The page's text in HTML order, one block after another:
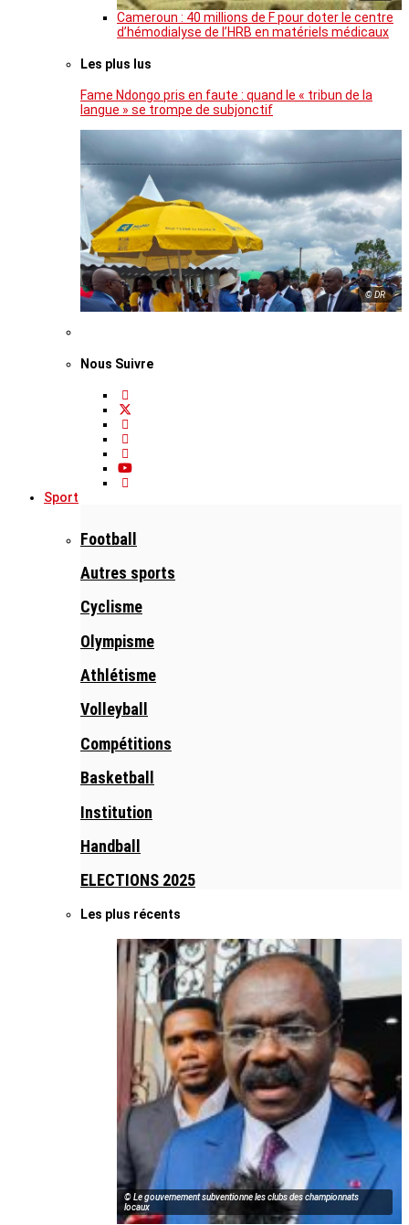
Cameroun : 40 millions de F pour doter le centre
d’hémodialyse de l’HRB en matériels médicaux
Les plus lus
Fame Ndongo pris en faute : quand le « tribun de la
langue » se trompe de subjonctif
© DR
Nous Suivre
Sport
Football
Autres sports
Cyclisme
Olympisme
Athlétisme
Volleyball
Compétitions
Basketball
Institution
Handball
ELECTIONS 2025
Les plus récents
© Le gouvernement subventionne les clubs des championnats
locaux